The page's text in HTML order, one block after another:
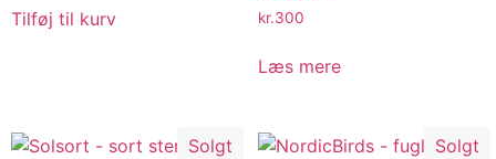
Tilføj til kurv kr.300
Læs mere
Solgt Solgt